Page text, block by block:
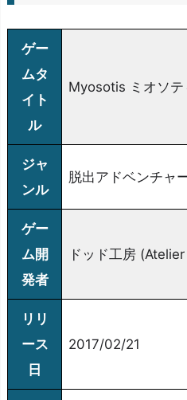
ゲー
ムタ
イト
ル
Myosotis ミオソテ
ジャ
ンル
脱出アドベンチャ
ゲー
ム開
発者
ドッド工房
リリ
ース
日
2017/02/21